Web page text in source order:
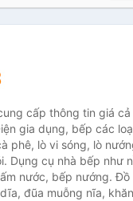
cấp thông tin giá
gia dụng, bếp các
phê, lò vi sóng, lò
Dụng cụ nhà bếp như
nước, bếp nướng.
đũa muỗng nĩa,